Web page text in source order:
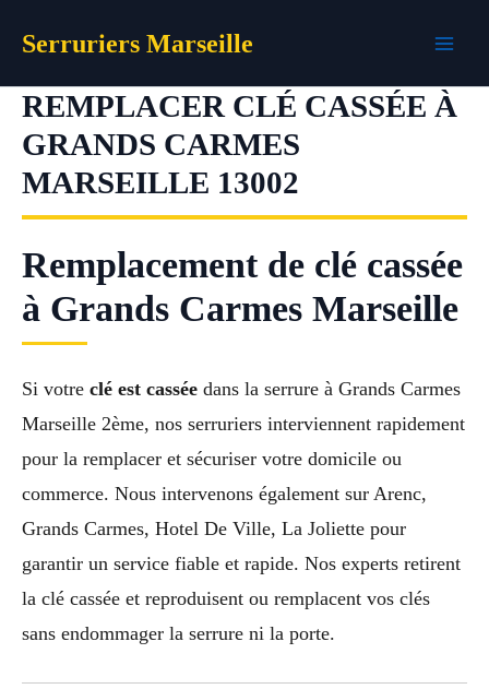
Serruriers Marseille
REMPLACER CLÉ CASSÉE À
GRANDS CARMES
MARSEILLE 13002
Remplacement de clé cassée
à Grands Carmes Marseille
Si votre clé est cassée dans la serrure à Grands Carmes
Marseille 2ème, nos serruriers interviennent rapidement
pour la remplacer et sécuriser votre domicile ou
commerce. Nous intervenons également sur Arenc,
Grands Carmes, Hotel De Ville, La Joliette pour
garantir un service fiable et rapide. Nos experts retirent
la clé cassée et reproduisent ou remplacent vos clés
sans endommager la serrure ni la porte.